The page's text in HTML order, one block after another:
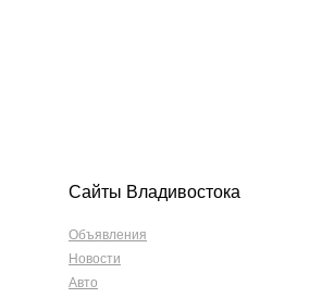
Сайты Владивостока
Объявления
Новости
Авто